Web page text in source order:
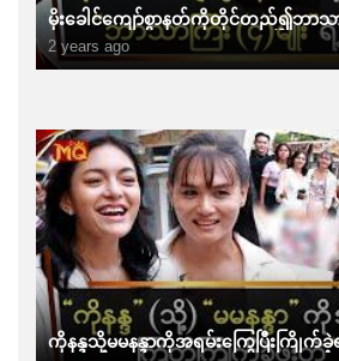
မိုးခေါင်ကျော်စွာနတ်ကိုတိုင်တည်၍ဘာသာက
2 years ago
ကိုနန္ဒသို့မမနန္ဒာကိုအရမ်းကြွေပြီးကြို